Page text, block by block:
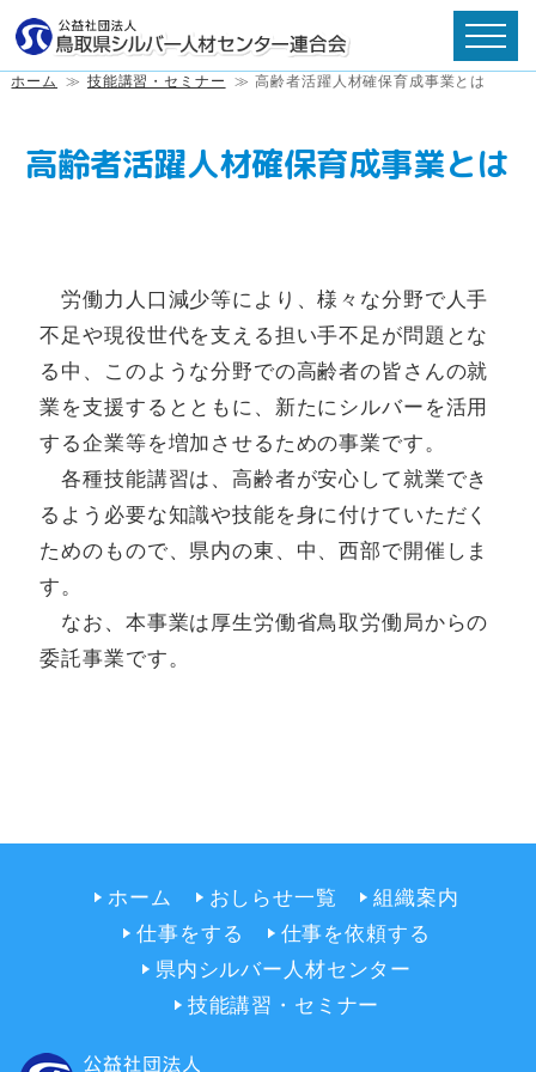
ホーム ≫ 技能講習・セミナー ≫ 高齢者活躍人材確保育成事業とは
高齢者活躍人材確保育成事業とは
労働力人口減少等により、様々な分野で人手
不足や現役世代を支える担い手不足が問題とな
る中、このような分野での高齢者の皆さんの就
業を支援するとともに、新たにシルバーを活用
する企業等を増加させるための事業です。
各種技能講習は、高齢者が安心して就業でき
るよう必要な知識や技能を身に付けていただく
ためのもので、県内の東、中、西部で開催しま
す。
なお、本事業は厚生労働省鳥取労働局からの
委託事業です。
ホーム おしらせ一覧
組織案内
仕事をする
仕事を依頼する
県内シルバー人材センター
技能講習・セミナー